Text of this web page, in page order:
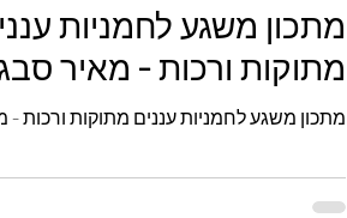
מתכון משגע לחמניות
מתוקות ורכות - מאיר
מתכון משגע לחמניות עננים מתוקות ורכות -